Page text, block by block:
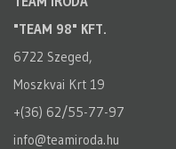
"TEAM 98" KFT.
6722 Szeged,
Moszkvai Krt 19
+(36) 62/55-77-97
info@teamiroda.hu